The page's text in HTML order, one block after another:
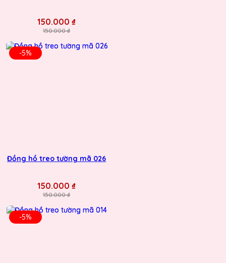
150.000 ₫
150.000 ₫
-5%
Đồng hồ treo tường mã 026
150.000 ₫
150.000 ₫
-5%